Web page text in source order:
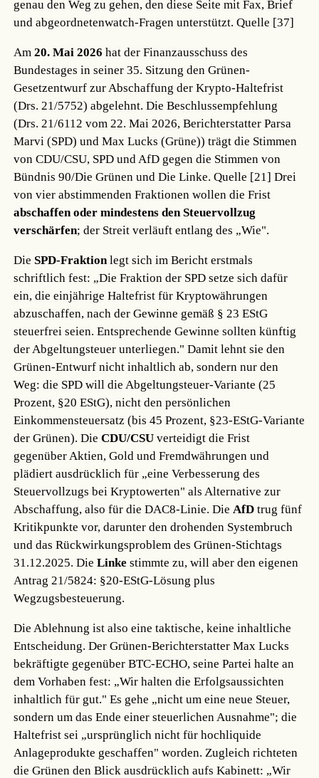
genau den Weg zu gehen, den diese Seite mit Fax, Brief
und abgeordnetenwatch-Fragen unterstützt.Quelle [37]
Am20. Mai 2026 hat der Finanzausschuss des
Bundestages in seiner 35. Sitzung den Grünen-
Gesetzentwurf zur Abschaffung der Krypto-Haltefrist
(Drs. 21/5752) abgelehnt. Die Beschlussempfehlung
(Drs. 21/6112 vom 22. Mai 2026, Berichterstatter Parsa
Marvi (SPD) und Max Lucks (Grüne)) trägt die Stimmen
von CDU/CSU, SPD und AfD gegen die Stimmen von
Bündnis 90/Die Grünen und Die Linke.Quelle [21] Drei
von vier abstimmenden Fraktionen wollen die Frist
abschaffen oder mindestens den Steuervollzug
verschärfen; der Streit verläuft entlang des „Wie".
DieSPD-Fraktion legt sich im Bericht erstmals
schriftlich fest: „Die Fraktion der SPD setze sich dafür
ein, die einjährige Haltefrist für Kryptowährungen
abzuschaffen, nach der Gewinne gemäß § 23 EStG
steuerfrei seien. Entsprechende Gewinne sollten künftig
der Abgeltungsteuer unterliegen." Damit lehnt sie den
Grünen-Entwurf nicht inhaltlich ab, sondern nur den
Weg: die SPD will die Abgeltungsteuer-Variante (25
Prozent, §20 EStG), nicht den persönlichen
Einkommensteuersatz (bis 45 Prozent, §23-EStG-Variante
der Grünen). DieCDU/CSU verteidigt die Frist
gegenüber Aktien, Gold und Fremdwährungen und
plädiert ausdrücklich für „eine Verbesserung des
Steuervollzugs bei Kryptowerten" als Alternative zur
Abschaffung, also für die DAC8-Linie. Die AfD trug fünf
Kritikpunkte vor, darunter den drohenden Systembruch
und das Rückwirkungsproblem des Grünen-Stichtags
31.12.2025. DieLinke stimmte zu, will aber den eigenen
Antrag 21/5824: §20-EStG-Lösung plus
Wegzugsbesteuerung.
Die Ablehnung ist also eine taktische, keine inhaltliche
Entscheidung. Der Grünen-Berichterstatter Max Lucks
bekräftigte gegenüber BTC-ECHO, seine Partei halte an
dem Vorhaben fest: „Wir halten die Erfolgsaussichten
inhaltlich für gut." Es gehe „nicht um eine neue Steuer,
sondern um das Ende einer steuerlichen Ausnahme"; die
Haltefrist sei „ursprünglich nicht für hochliquide
Anlageprodukte geschaffen" worden. Zugleich richteten
die Grünen den Blick ausdrücklich aufs Kabinett: „Wir